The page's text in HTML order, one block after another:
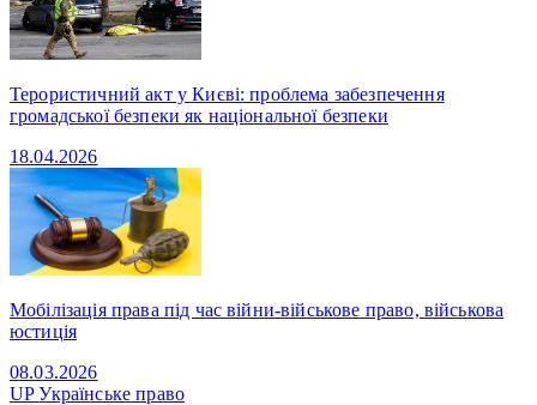
Терористичний акт у Києві: проблема забезпечення
громадської безпеки як національної безпеки
18.04.2026
Мобілізація права під час війни-військове право, військова
юстиція
08.03.2026
UPУкраїнське право